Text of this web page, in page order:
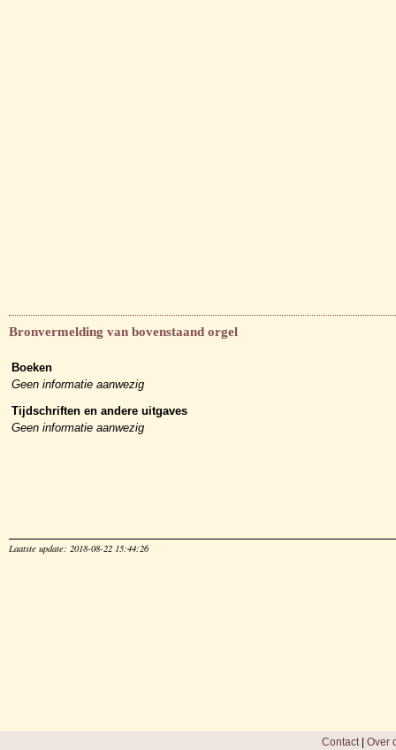
Bronvermelding van bovenstaand orgel
Boeken
Geen informatie aanwezig
Tijdschriften en andere uitgaves
Geen informatie aanwezig
Laatste update: 2018-08-22 15:44:26
Contact| Over